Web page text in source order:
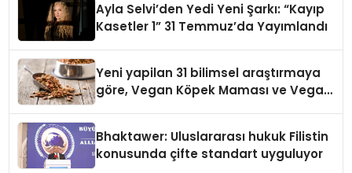
Ayla Selvi’den Yedi Yeni Şarkı: “Kayıp
Kasetler 1” 31 Temmuz’da Yayımlandı
Yeni yapilan 31 bilimsel araştırmaya
göre, Vegan Köpek Maması ve Vegan
Bhaktawer: Uluslararası hukuk Filistin
konusunda çifte standart uyguluyor